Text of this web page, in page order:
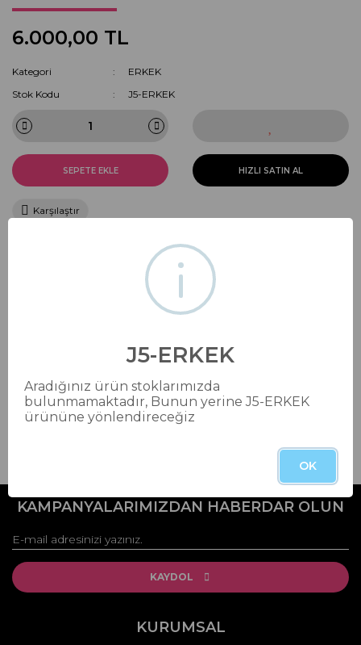
6.000,00 TL
Kategori
ERKEK
Stok Kodu
J5-ERKEK
SEPETE EKLE HIZLI SATIN AL
Karşılaştır
Yorumlar (0)
deneyimi sunuyor. 2007 yılından beri piyasada olan
ve pek çok erkeğin favorisi olan koku cesur, seksi
ve baş döndürücü erkeklere hitap ediyor.
Üst Notaları; lavanta, menekşe, bergamot
Orta Notaları; adaçayı, vetiver
Alt Notaları; sedir ağacı, deri, mür sakızı.
Bu ürünün fiyat bilgisi, resim, ürün açıklamalarında ve diğer
konularda yetersiz gördüğünüz noktaları öneri formunu
kullanarak tarafımıza iletebilirsiniz.
Görüş ve önerileriniz için teşekkür ederiz.
Ürün resmi kalitesiz, bozuk veya görüntülenemiyor.
Ürün açıklamasında eksik bilgiler bulunuyor.
Ürün fiyatı diğer sitelerden daha pahalı.
KAMPANYALARIMIZDAN HABERDAR OLUN
KAYDOL
KURUMSAL
J5-ERKEK
Aradığınız ürün stoklarımızda
bulunmamaktadır, Bunun yerine J5-ERKEK
ürününe yönlendireceğiz
OK